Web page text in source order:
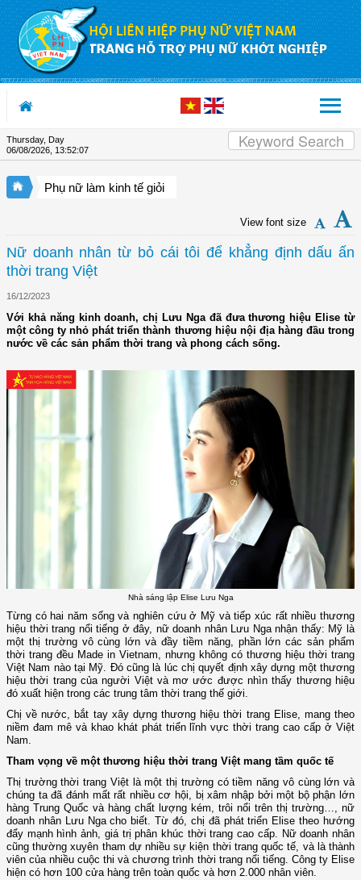
Skip to Content
Thursday, Day
06/08/2026 13:52:08
Phụ nữ làm kinh tế giỏi
View font size
Nữ doanh nhân từ bỏ cái tôi để khẳng định dấu ấn
thời trang Việt
16/12/2023
Với khả năng kinh doanh, chị Lưu Nga đã đưa thương hiệu Elise từ
một công ty nhỏ phát triển thành thương hiệu nội địa hàng đầu trong
nước về các sản phẩm thời trang và phong cách sống.
Nhà sáng lập Elise Lưu Nga
Từng có hai năm sống và nghiên cứu ở Mỹ và tiếp xúc rất nhiều thương
hiệu thời trang nổi tiếng ở đây, nữ doanh nhân Lưu Nga nhận thấy: Mỹ là
một thị trường vô cùng lớn và đầy tiềm năng, phần lớn các sản phẩm
thời trang đều Made in Vietnam, nhưng không có thương hiệu thời trang
Việt Nam nào tại Mỹ. Đó cũng là lúc chị quyết định xây dựng một thương
hiệu thời trang của người Việt và mơ ước được nhìn thấy thương hiệu
đó xuất hiện trong các trung tâm thời trang thế giới.
Chị về nước, bắt tay xây dựng thương hiệu thời trang Elise, mang theo
niềm đam mê và khao khát phát triển lĩnh vực thời trang cao cấp ở Việt
Nam.
Tham vọng về một thương hiệu thời trang Việt mang tầm quốc tế
Thị trường thời trang Việt là một thị trường có tiềm năng vô cùng lớn và
chúng ta đã đánh mất rất nhiều cơ hội, bị xâm nhập bởi một bộ phận lớn
hàng Trung Quốc và hàng chất lượng kém, trôi nổi trên thị trường…, nữ
doanh nhân Lưu Nga cho biết. Từ đó, chị đã phát triển Elise theo hướng
đẩy mạnh hình ảnh, giá trị phân khúc thời trang cao cấp. Nữ doanh nhân
cũng thường xuyên tham dự nhiều sự kiện thời trang quốc tế, và là thành
viên của nhiều cuộc thi và chương trình thời trang nổi tiếng. Công ty Elise
hiện có hơn 100 cửa hàng trên toàn quốc và hơn 2.000 nhân viên.